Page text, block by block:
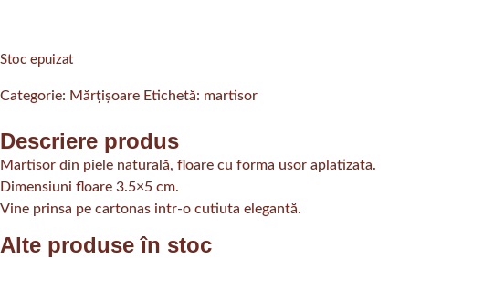
Stoc epuizat
Categorie: Mărțișoare Etichetă: martisor
Descriere produs
Martisor din piele naturală, floare cu forma usor aplatizata.
Dimensiuni floare 3.5×5 cm.
Vine prinsa pe cartonas intr-o cutiuta elegantă.
Alte produse în stoc